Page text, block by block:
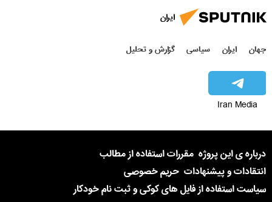
ایران
جهان ایران سیاسی گزارش و تحلیل
Iran Media
درباره ی این پروژه مقررات استفاده از مطالب
انتقادات و پیشنهادات حریم خصوصی
سیاست استفاده از فایل های کوکی و ثبت نام خودکار